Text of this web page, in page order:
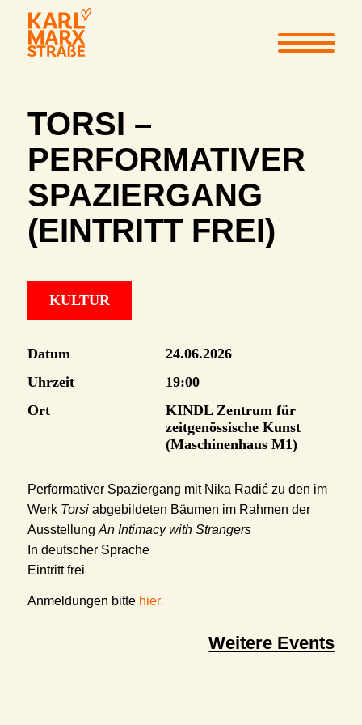
TORSI –
PERFORMATIVER
SPAZIERGANG
(EINTRITT FREI)
KULTUR
Datum
24.06.2026
Uhrzeit
19:00
Ort
KINDL Zentrum für
zeitgenössische Kunst
(Maschinenhaus M1)
Performativer Spaziergang mit Nika Radić zu den im
Werk Torsiabgebildeten Bäumen im Rahmen der
Ausstellung An Intimacy with Strangers
In deutscher Sprache
Eintritt frei
Anmeldungen bitte hier.
Weitere Events